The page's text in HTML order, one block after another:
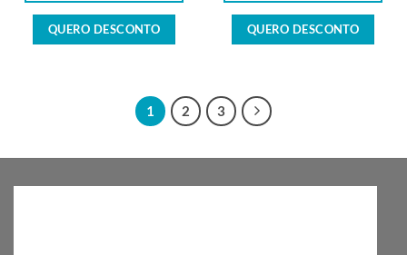
QUERO DESCONTO QUERO DESCONTO
1 2 3